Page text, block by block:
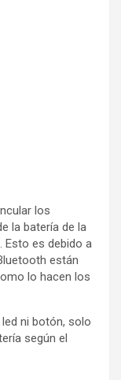
los
la batería de la
Esto es debido a
están
lo hacen los
ni botón, solo
según el